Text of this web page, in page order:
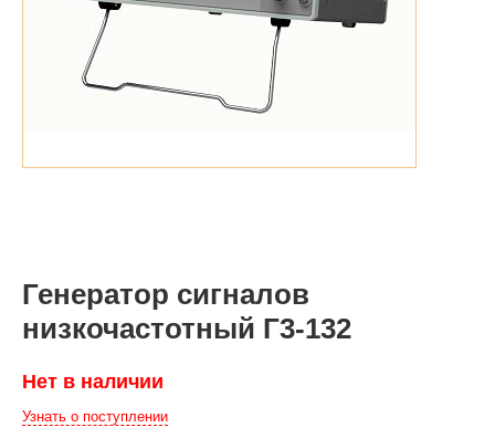
Генератор сигналов
низкочастотный Г3-132
Нет в наличии
Узнать о поступлении